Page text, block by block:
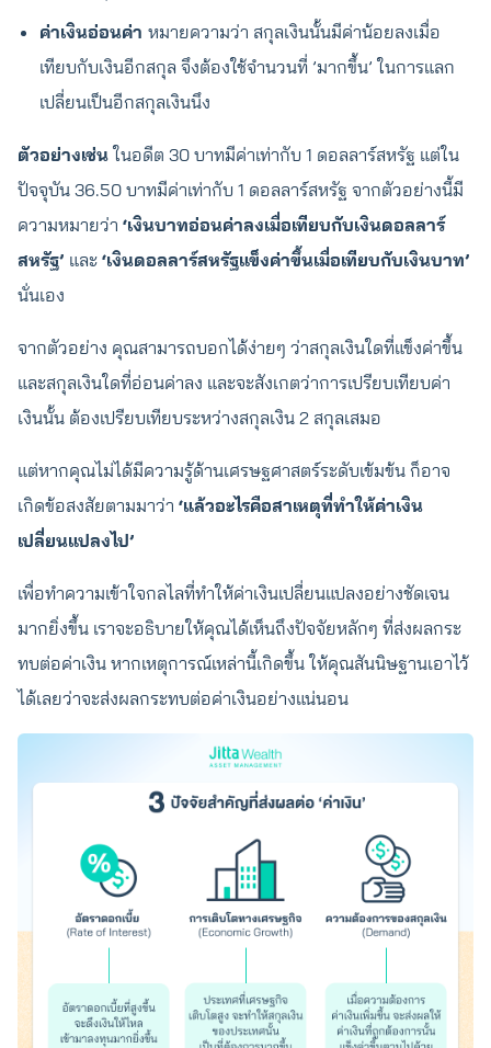
ค่าเงินอ่อนค่า หมายความว่า สกุลเงินนั้นมีค่าน้อยลงเมื่อ
เทียบกับเงินอีกสกุล จึงต้องใช้จำนวนที่ ’มากขึ้น’ ในการแลก
เปลี่ยนเป็นอีกสกุลเงินนึง
ตัวอย่างเช่น ในอดีต 30 บาทมีค่าเท่ากับ 1 ดอลลาร์สหรัฐ แต่ใน
ปัจจุบัน 36.50 บาทมีค่าเท่ากับ 1 ดอลลาร์สหรัฐ จากตัวอย่างนี้มี
ความหมายว่า ‘เงินบาทอ่อนค่าลงเมื่อเทียบกับเงินดอลลาร์
สหรัฐ’ และ ‘เงินดอลลาร์สหรัฐแข็งค่าขึ้นเมื่อเทียบกับเงินบาท’
นั่นเอง
จากตัวอย่าง คุณสามารถบอกได้ง่ายๆ ว่าสกุลเงินใดที่แข็งค่าขึ้น
และสกุลเงินใดที่อ่อนค่าลง และจะสังเกตว่าการเปรียบเทียบค่า
เงินนั้น ต้องเปรียบเทียบระหว่างสกุลเงิน 2 สกุลเสมอ
แต่หากคุณไม่ได้มีความรู้ด้านเศรษฐศาสตร์ระดับเข้มข้น ก็อาจ
เกิดข้อสงสัยตามมาว่า ‘แล้วอะไรคือสาเหตุที่ทำให้ค่าเงิน
เปลี่ยนแปลงไป’
เพื่อทำความเข้าใจกลไลที่ทำให้ค่าเงินเปลี่ยนแปลงอย่างชัดเจน
มากยิ่งขึ้น เราจะอธิบายให้คุณได้เห็นถึงปัจจัยหลักๆ ที่ส่งผลกระ
ทบต่อค่าเงิน หากเหตุการณ์เหล่านี้เกิดขึ้น ให้คุณสันนิษฐานเอาไว้
ได้เลยว่าจะส่งผลกระทบต่อค่าเงินอย่างแน่นอน